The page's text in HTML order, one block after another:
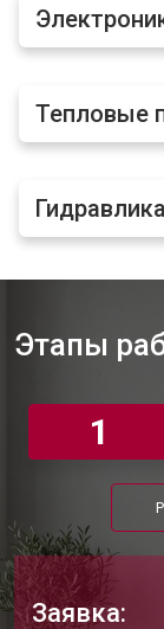
Тепловые
Гидравлика
Этапы
1
Заявка: